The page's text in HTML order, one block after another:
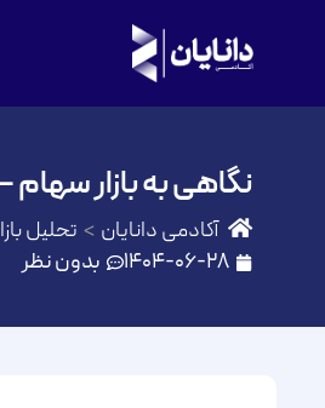
نگاهی به بازار سهام
آکادمی دانایان تحلیل
1404-06-28
بدون نظر